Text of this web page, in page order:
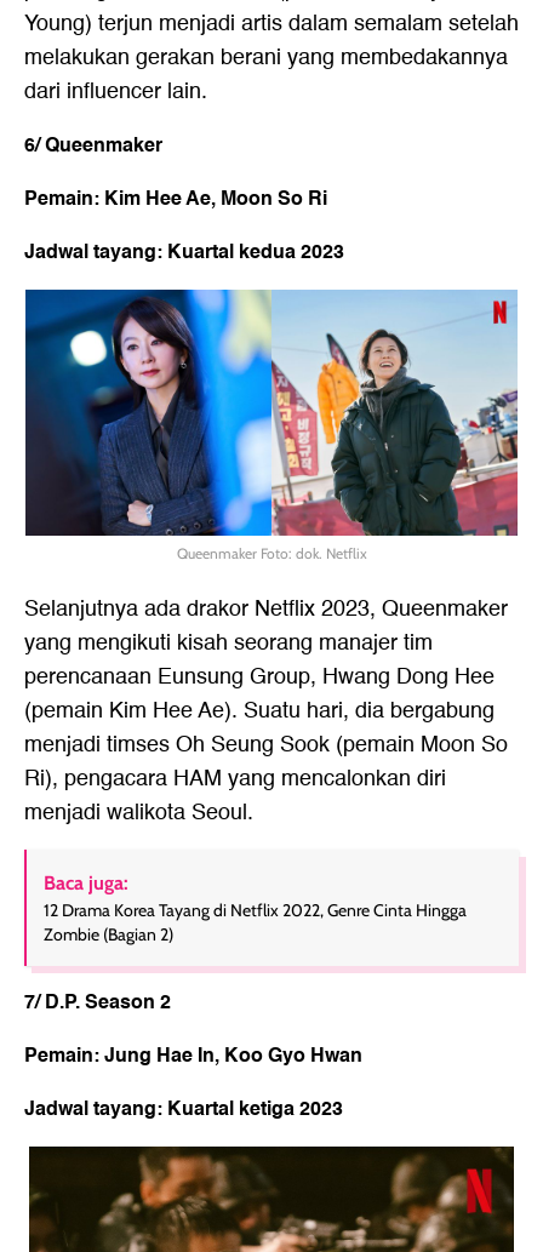
Young) terjun menjadi artis dalam semalam setelah
melakukan gerakan berani yang membedakannya
dari influencer lain.
6/ Queenmaker
Pemain: Kim Hee Ae, Moon So Ri
Jadwal tayang: Kuartal kedua 2023
Queenmaker Foto: dok. Netflix
Selanjutnya ada drakor Netflix 2023, Queenmaker
yang mengikuti kisah seorang manajer tim
perencanaan Eunsung Group, Hwang Dong Hee
(pemain Kim Hee Ae). Suatu hari, dia bergabung
menjadi timses Oh Seung Sook (pemain Moon So
Ri), pengacara HAM yang mencalonkan diri
menjadi walikota Seoul.
Baca juga:
12 Drama Korea Tayang di Netflix 2022, Genre Cinta Hingga
Zombie (Bagian 2)
7/ D.P. Season 2
Pemain: Jung Hae In, Koo Gyo Hwan
Jadwal tayang: Kuartal ketiga 2023